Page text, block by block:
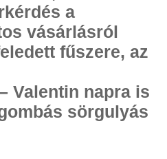
a
vásárlásról
fűszere, az
Valentin napra is
sörgulyás